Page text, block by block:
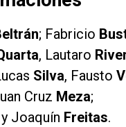
; Fabricio
, Lautaro
Silva, Fausto
Cruz Meza;
y Joaquín Freitas.